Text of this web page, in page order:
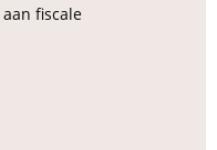
fiscale